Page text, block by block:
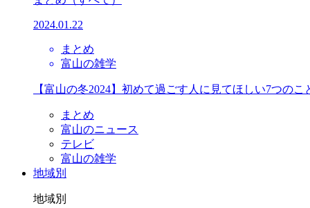
2024.01.22
まとめ
富山の雑学
【富山の冬2024】初めて過ごす人に見てほしい7つのこ
まとめ
富山のニュース
テレビ
富山の雑学
地域別
地域別